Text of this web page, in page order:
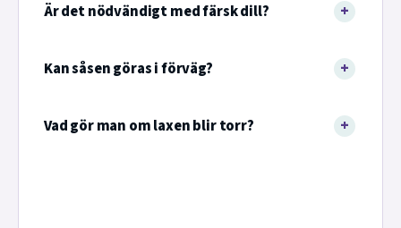
Är det nödvändigt med färsk dill?
Kan såsen göras i förväg?
Vad gör man om laxen blir torr?